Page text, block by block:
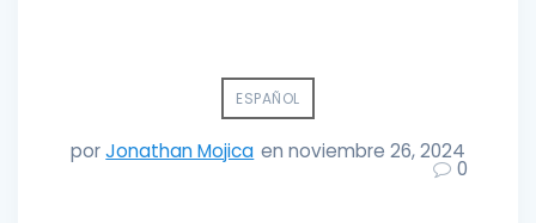
ESPAÑOL
porJonathan Mojica en noviembre 26, 2024
0